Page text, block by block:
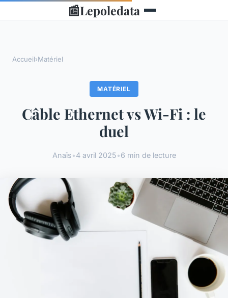
📰Lepoledata
Accueil›Matériel
MATÉRIEL
Câble Ethernet vs Wi-Fi : le
duel
Anaïs•4 avril 2025•6 min de lecture